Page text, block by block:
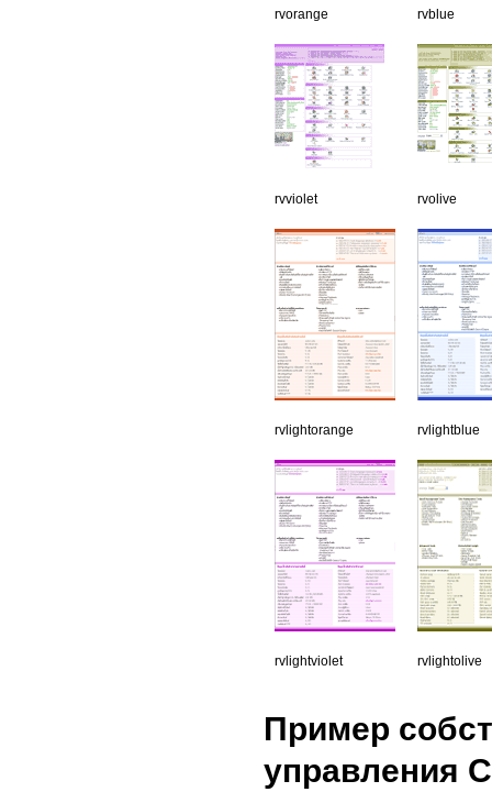
rvorange rvblue
rvviolet rvolive
rvlightorange rvlightblue
rvlightviolet rvlightolive
Пример
управления